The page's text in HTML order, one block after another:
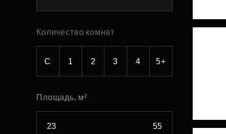
Рефинансирование
Количество комнат
С 1 2 3 4 5+
Площадь, м²